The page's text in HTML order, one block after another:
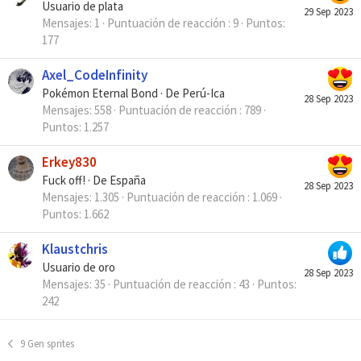
29 Sep 2023
Usuario de plata
Mensajes 1 Puntuación de reacción 9 Puntos
177
28 Sep 2023
Axel_CodeInfinity
Pokémon Eternal Bond · De Perú-Ica
Mensajes 558 Puntuación de reacción 789
Puntos 1.257
28 Sep 2023
Erkey830
Fuck off! · De España
Mensajes 1.305 Puntuación de reacción 1.069
Puntos 1.662
28 Sep 2023
Klaustchris
Usuario de oro
Mensajes 35 Puntuación de reacción 43 Puntos
242
9 Gen sprites